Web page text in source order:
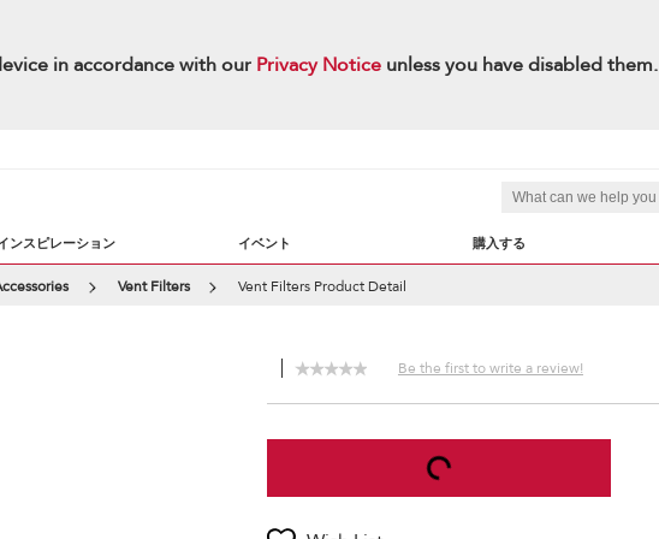
in accordance with our Privacy Notice unless you have disabled them.
ンスピレーション イベント 購入する
Vent Filters Vent Filters Product Detail
Be the first to write a review!